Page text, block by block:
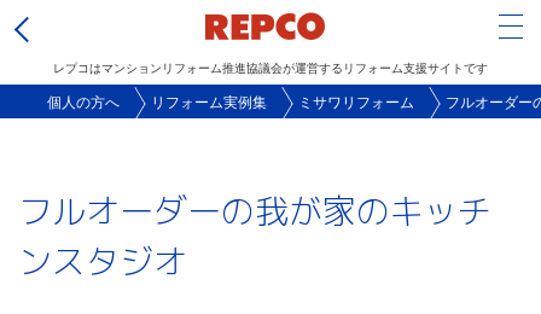
レプコはマンションリフォーム推進協議会が運営するリフォーム支援サイトです
個人の方へ リフォーム実例集 ミサワリフォーム フルオーダー
フルオーダーの我が家のキッチ
ンスタジオ